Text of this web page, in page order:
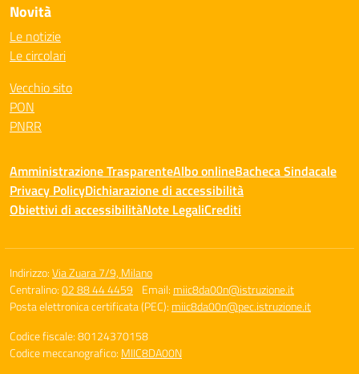
Novità
Le notizie
Le circolari
Vecchio sito
PON
PNRR
Amministrazione TrasparenteAlbo onlineBacheca Sindacale
Privacy PolicyDichiarazione di accessibilità
Obiettivi di accessibilitàNote LegaliCrediti
Indirizzo:Via Zuara 7/9, Milano
Centralino:02 88 44 4459 Email: miic8da00n@istruzione.it
Posta elettronica certificata (PEC): miic8da00n@pec.istruzione.it
Codice fiscale: 80124370158
Codice meccanografico: MIIC8DA00N